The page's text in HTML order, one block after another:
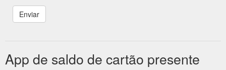
App de saldo de cartão presente